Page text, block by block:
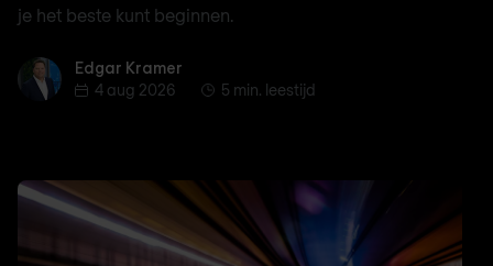
je het beste kunt beginnen.
Edgar KramerEdgar Kramer
4 aug 2026
5 min. leestijd